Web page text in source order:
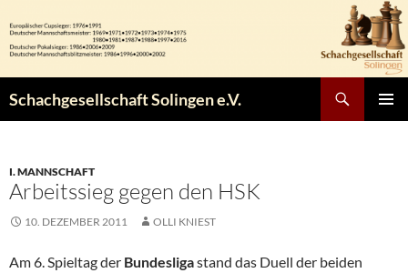
Inhalt
springen
Schachgesellschaft Solingen e.V.
I. MANNSCHAFT
Arbeitssieg gegen den HSK
10. DEZEMBER 2011 OLLI KNIEST
Am 6. Spieltag der Bundesligastand das Duell der beiden